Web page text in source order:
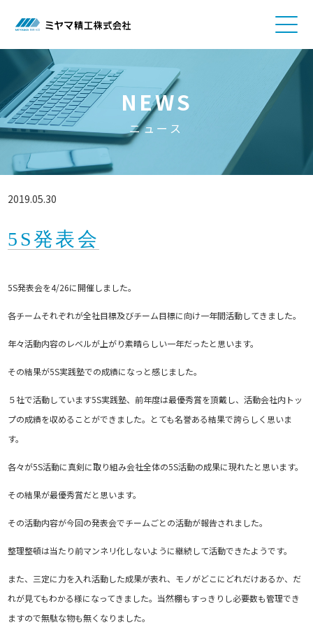
NEWS
ニュース
2019.05.30
5S発表会
5S発表会を4/26に開催しました。
各チームそれぞれが全社目標及びチーム目標に向け一年間活動してきました。
年々活動内容のレベルが上がり素晴らしい一年だったと思います。
その結果が5S実践塾での成績になっと感じました。
５社で活動しています5S実践塾、前年度は最優秀賞を頂戴し、活動会社内トッ
プの成績を収めることができました。とても名誉ある結果で誇らしく思いま
す。
各々が5S活動に真剣に取り組み会社全体の5S活動の成果に現れたと思います。
その結果が最優秀賞だと思います。
その活動内容が今回の発表会でチームごとの活動が報告されました。
整理整頓は当たり前マンネリ化しないように継続して活動できたようです。
また、三定に力を入れ活動した成果が表れ、モノがどこにどれだけあるか、だ
れが見てもわかる様になってきました。当然棚もすっきりし必要数も管理でき
ますので無駄な物も無くなりました。